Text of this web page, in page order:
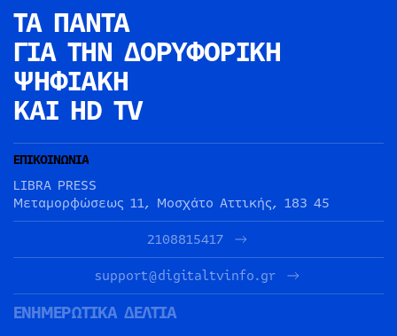
ΤΑ ΠΑΝΤΑ
ΓΙΑ ΤΗΝ ΔΟΡΥΦΟΡΙΚΗ
ΨΗΦΙΑΚΗ
ΚΑΙ HD TV
ΕΠΙΚΟΙΝΩΝΙΑ
LIBRA PRESS
Μεταμορφώσεως 11, Μοσχάτο Αττικής, 183 45
2108815417
support@digitaltvinfo.gr
ΕΝΗΜΕΡΩΤΙΚΑ ΔΕΛΤΙΑ